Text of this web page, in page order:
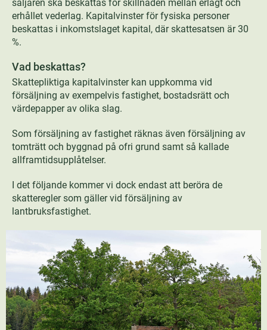
säljaren ska beskattas för skillnaden mellan erlagt och
erhållet vederlag. Kapitalvinster för fysiska personer
beskattas i inkomstslaget kapital, där skattesatsen är 30
%.
Vad beskattas?
Skattepliktiga kapitalvinster kan uppkomma vid
försäljning av exempelvis fastighet, bostadsrätt och
värdepapper av olika slag.
Som försäljning av fastighet räknas även försäljning av
tomträtt och byggnad på ofri grund samt så kallade
allframtidsupplåtelser.
I det följande kommer vi dock endast att beröra de
skatteregler som gäller vid försäljning av
lantbruksfastighet.